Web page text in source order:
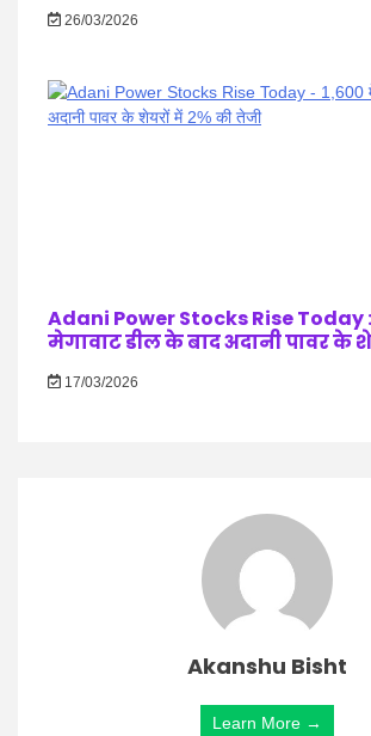
26/03/2026
Adani Power Stocks Rise Today
मेगावाट डील के बाद अदानी पावर के
17/03/2026
Akanshu Bisht
Learn More →